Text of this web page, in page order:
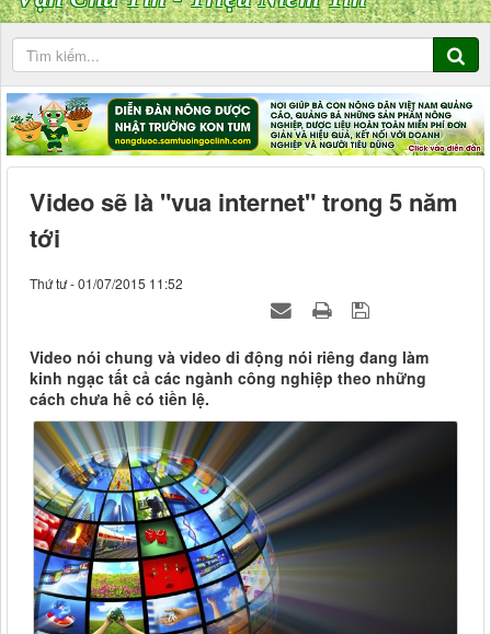
Video sẽ là "vua internet" trong 5 năm
tới
Thứ tư - 01/07/2015 11:52
Video nói chung và video di động nói riêng đang làm
kinh ngạc tất cả các ngành công nghiệp theo những
cách chưa hề có tiền lệ.